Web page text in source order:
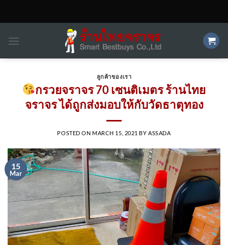
ลูกค้าของเรา
กรวยจราจร 70 เซนติเมตร ร้านไทย
จราจร ได้ถูกส่งมอบให้กับวัดธาตุทอง
POSTED ON MARCH 15, 2021 BY ASSADA
15
Mar